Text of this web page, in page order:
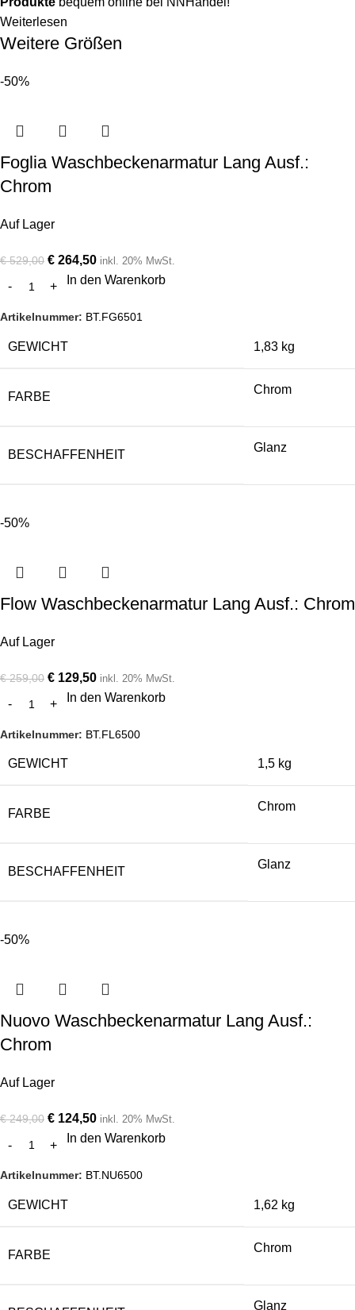
Weiterlesen
Weitere Größen
-50%
Foglia Waschbeckenarmatur Lang Ausf.:
Chrom
Auf Lager
€529,00 € 264,50 inkl. 20% MwSt.
In den Warenkorb
Artikelnummer: BT.FG6501
GEWICHT 1,83 kg
FARBE
Chrom
BESCHAFFENHEIT
Glanz
-50%
Flow Waschbeckenarmatur Lang Ausf.: Chrom
Auf Lager
€259,00 € 129,50 inkl. 20% MwSt.
In den Warenkorb
Artikelnummer: BT.FL6500
GEWICHT 1,5 kg
FARBE
Chrom
BESCHAFFENHEIT
Glanz
-50%
Nuovo Waschbeckenarmatur Lang Ausf.:
Chrom
Auf Lager
€249,00 € 124,50 inkl. 20% MwSt.
In den Warenkorb
Artikelnummer: BT.NU6500
GEWICHT 1,62 kg
FARBE
Chrom
Glanz